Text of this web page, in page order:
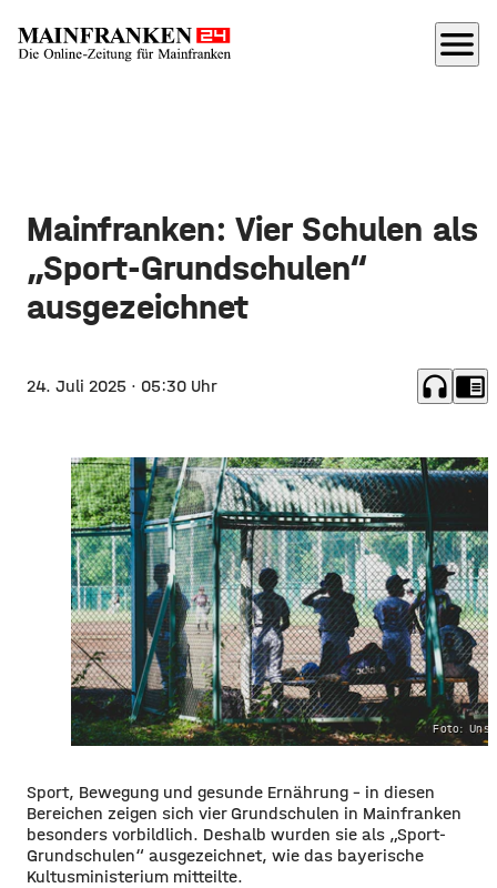
menu
Mainfranken: Vier Schulen als
„Sport-Grundschulen“
ausgezeichnet
24. Juli 2025 · 05:30 Uhr headphones chrome_reader_mode
Foto:
Sport, Bewegung und gesunde Ernährung – in diesen
Bereichen zeigen sich vier Grundschulen in Mainfranken
besonders vorbildlich. Deshalb wurden sie als „Sport-
Grundschulen“ ausgezeichnet, wie das bayerische
Kultusministerium mitteilte.